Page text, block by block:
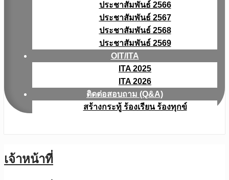
ประชาสัมพันธ์ 2566
ประชาสัมพันธ์ 2567
ประชาสัมพันธ์ 2568
ประชาสัมพันธ์ 2569
OIT/ITA
ITA 2025
ITA 2026
ติดต่อสอบถาม (Q&A)
สร้างกระทู้ ร้องเรียน ร้องทุกข์
เจ้าหน้าที่